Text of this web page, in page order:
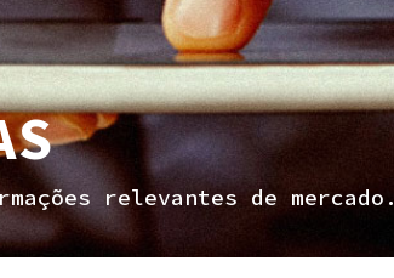
relevantes de mercado.